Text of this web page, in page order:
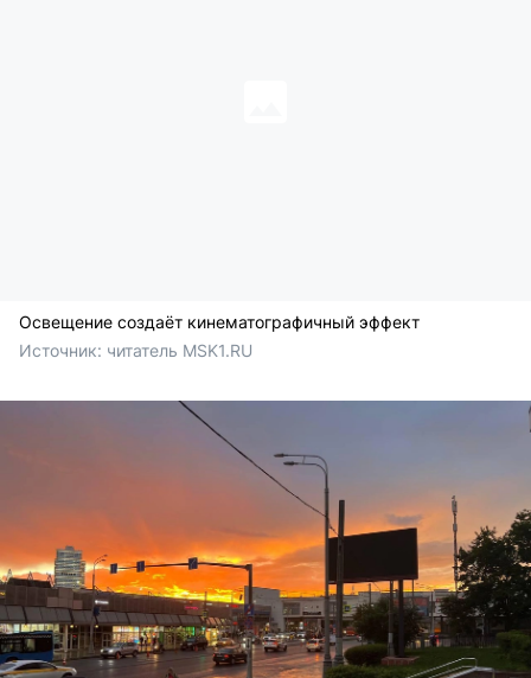
Освещение создаёт кинематографичный эффект
Источник: читатель MSK1.RU